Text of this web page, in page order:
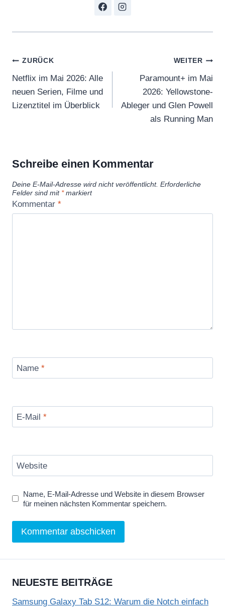
Beitragsnavigation
ZURÜCK
Netflix im Mai 2026: Alle
neuen Serien, Filme und
Lizenztitel im Überblick
WEITER
Paramount+ im Mai
2026: Yellowstone-
Ableger und Glen Powell
als Running Man
Schreibe einen Kommentar
Deine E-Mail-Adresse wird nicht veröffentlicht. Erforderliche
Felder sind mit *markiert
Kommentar *
Name *
E-Mail *
Website
Name, E-Mail-Adresse und Website in diesem Browser
für meinen nächsten Kommentar speichern.
NEUESTE BEITRÄGE
Samsung Galaxy Tab S12: Warum die Notch einfach